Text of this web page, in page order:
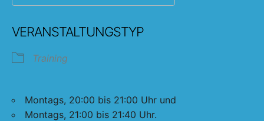
VERANSTALTUNGSTYP
Training
Montags, 20:00 bis 21:00 Uhr und
Montags, 21:00 bis 21:40 Uhr.